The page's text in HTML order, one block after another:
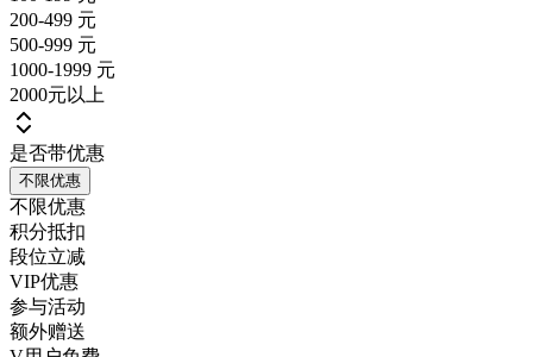
200-499 元
500-999 元
1000-1999 元
2000元以上
是否带优惠
不限优惠
不限优惠
积分抵扣
段位立减
VIP优惠
参与活动
额外赠送